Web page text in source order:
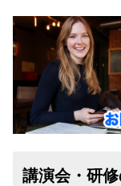
講演会・研